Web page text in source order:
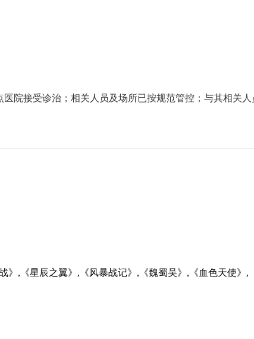
接受诊治；相关人员及场所已按规范管控；与其相关人员
战》,《星辰之翼》,《风暴战记》,《魏蜀吴》,《血色天使》,